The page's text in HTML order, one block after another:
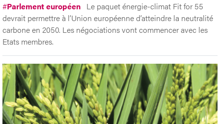
#Parlement européen Le paquet énergie-climat Fit for 55
devrait permettre à l’Union européenne d’atteindre la neutralité
carbone en 2050. Les négociations vont commencer avec les
Etats membres.